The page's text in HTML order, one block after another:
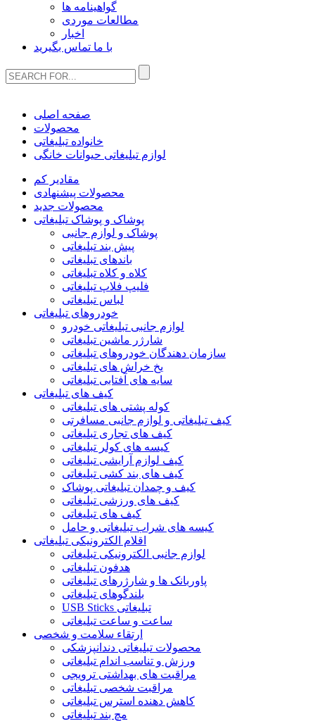
گواهینامه ها
مطالعات موردی
اخبار
با ما تماس بگیرید
صفحه اصلی
محصولات
خانواده تبلیغاتی
لوازم تبلیغاتی حیوانات خانگی
مقادیر کم
محصولات پیشنهادی
محصولات جدید
پوشاک و پوشاک تبلیغاتی
پوشاک و لوازم جانبی
پیش بند تبلیغاتی
باندهای تبلیغاتی
کلاه و کلاه تبلیغاتی
فلیپ فلاپ تبلیغاتی
لباس تبلیغاتی
خودروهای تبلیغاتی
لوازم جانبی تبلیغاتی خودرو
شارژر ماشین تبلیغاتی
سازمان دهندگان خودروهای تبلیغاتی
یخ خراش های تبلیغاتی
سایه های آفتابی تبلیغاتی
کیف های تبلیغاتی
کوله پشتی های تبلیغاتی
کیف تبلیغاتی و لوازم جانبی مسافرتی
کیف های تجاری تبلیغاتی
کیسه های کولر تبلیغاتی
کیف لوازم آرایشی تبلیغاتی
کیف های بند کشی تبلیغاتی
کیف و چمدان تبلیغاتی پوشاک
کیف های ورزشی تبلیغاتی
کیف های تبلیغاتی
کیسه های شراب تبلیغاتی و حامل
اقلام الکترونیکی تبلیغاتی
لوازم جانبی الکترونیکی تبلیغاتی
هدفون تبلیغاتی
پاوربانک ها و شارژرهای تبلیغاتی
بلندگوهای تبلیغاتی
USB Sticks تبلیغاتی
ساعت و ساعت تبلیغاتی
ارتقاء سلامت و شخصی
محصولات تبلیغاتی دندانپزشکی
ورزش و تناسب اندام تبلیغاتی
مراقبت های بهداشتی ترویجی
مراقبت شخصی تبلیغاتی
کاهش دهنده استرس تبلیغاتی
مچ بند تبلیغاتی